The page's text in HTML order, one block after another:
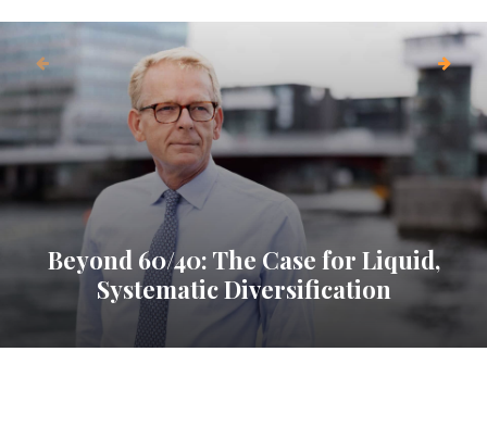
Beyond 60/40: The Case for Liquid,
Systematic Diversification